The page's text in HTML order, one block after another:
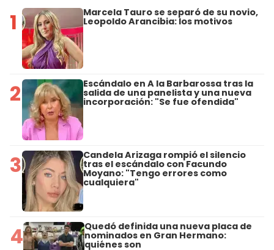
1 Marcela Tauro se separó de su novio,
Leopoldo Arancibia: los motivos
2 Escándalo en A la Barbarossa tras la
salida de una panelista y una nueva
incorporación: "Se fue ofendida"
3 Candela Arizaga rompió el silencio
tras el escándalo con Facundo
Moyano: "Tengo errores como
cualquiera"
4 Quedó definida una nueva placa de
nominados en Gran Hermano:
quiénes son